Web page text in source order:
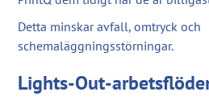
Detta minskar avfall, omtryck och
schemaläggningsstörningar.
Lights-Out-